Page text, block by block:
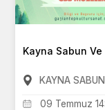
Kayna Sabun
09 Temmuz